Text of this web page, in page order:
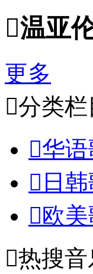
温亚
更多
分类栏
华
 日
欧
热搜音